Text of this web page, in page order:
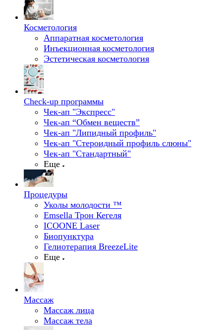
Косметология
Аппаратная косметология
Инъекционная косметология
Эстетическая косметология
Check-up программы
Чек-ап "Экспресс"
Чек-ап “Обмен веществ”
Чек-ап "Липидный профиль"
Чек-ап "Стероидный профиль слюны"
Чек-ап "Стандартный"
Еще
Процедуры
Уколы молодости ™
Emsella Трон Кегеля
ICOONE Laser
Биопунктура
Гелиотерапия BreezeLite
Еще
Массаж
Массаж лица
Массаж тела